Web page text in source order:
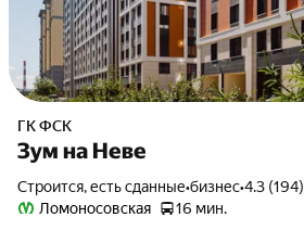
ГК ФСК
Зум на Неве
Строится, есть сданные•бизнес•4.3 (194)
Ломоносовская
16 мин.